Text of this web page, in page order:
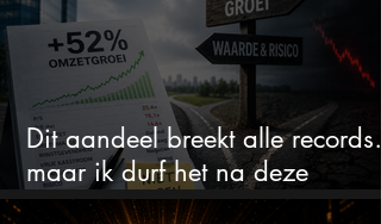
Dit aandeel breekt alle
maar ik durf het na deze
koersstijging niet te kopen